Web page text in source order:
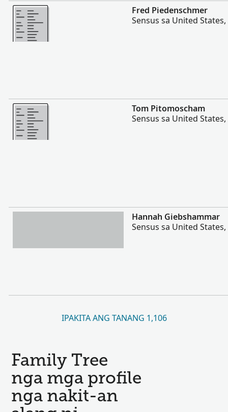
Dugang pa
Fred Piedenschmer
Sensus sa United States,
Dugang pa
Tom Pitomoscham
Sensus sa United States,
Dugang pa
Hannah Giebshammar
Sensus sa United States,
IPAKITA ANG TANANG 1,106
Family Tree
nga mga profile
nga nakit-an